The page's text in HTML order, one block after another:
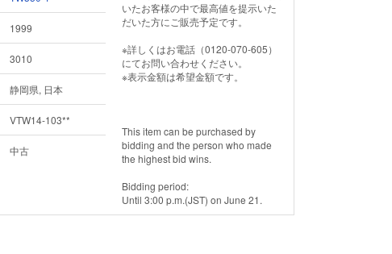
1999
3010
静岡県, 日本
VTW14-103**
中古
いたお客様の中で最高値を提示いた
だいた方にご販売予定です。
※詳しくはお電話（0120-070-605）
にてお問い合わせください。
※表示金額は希望金額です。
This item can be purchased by
bidding and the person who made
the highest bid wins.
Bidding period:
Until 3:00 p.m.(JST) on June 21.